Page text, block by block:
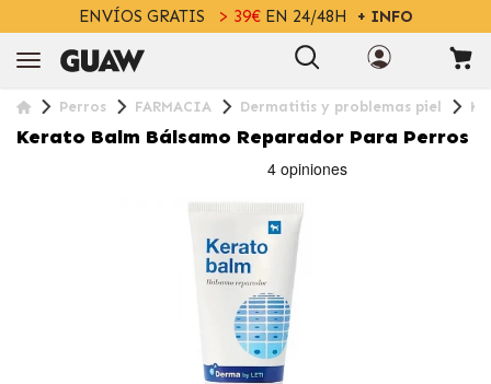
ENVÍOS GRATIS > 39€EN 24/48H + INFO
Perros FARMACIA Dermatitis y problemas piel
Kerato Balm Bálsamo Reparador Para Perros